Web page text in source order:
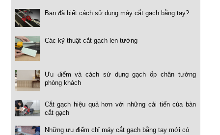
Bạn đã biết cách sử dụng máy cắt gạch bằng tay?
Các kỹ thuật cắt gạch len tường
Ưu điểm và cách sử dụng gạch ốp chân tường
phòng khách
Cắt gạch hiệu quả hơn với những cải tiến của bàn
cắt gạch
Những ưu điểm chỉ máy cắt gạch bằng tay mới có